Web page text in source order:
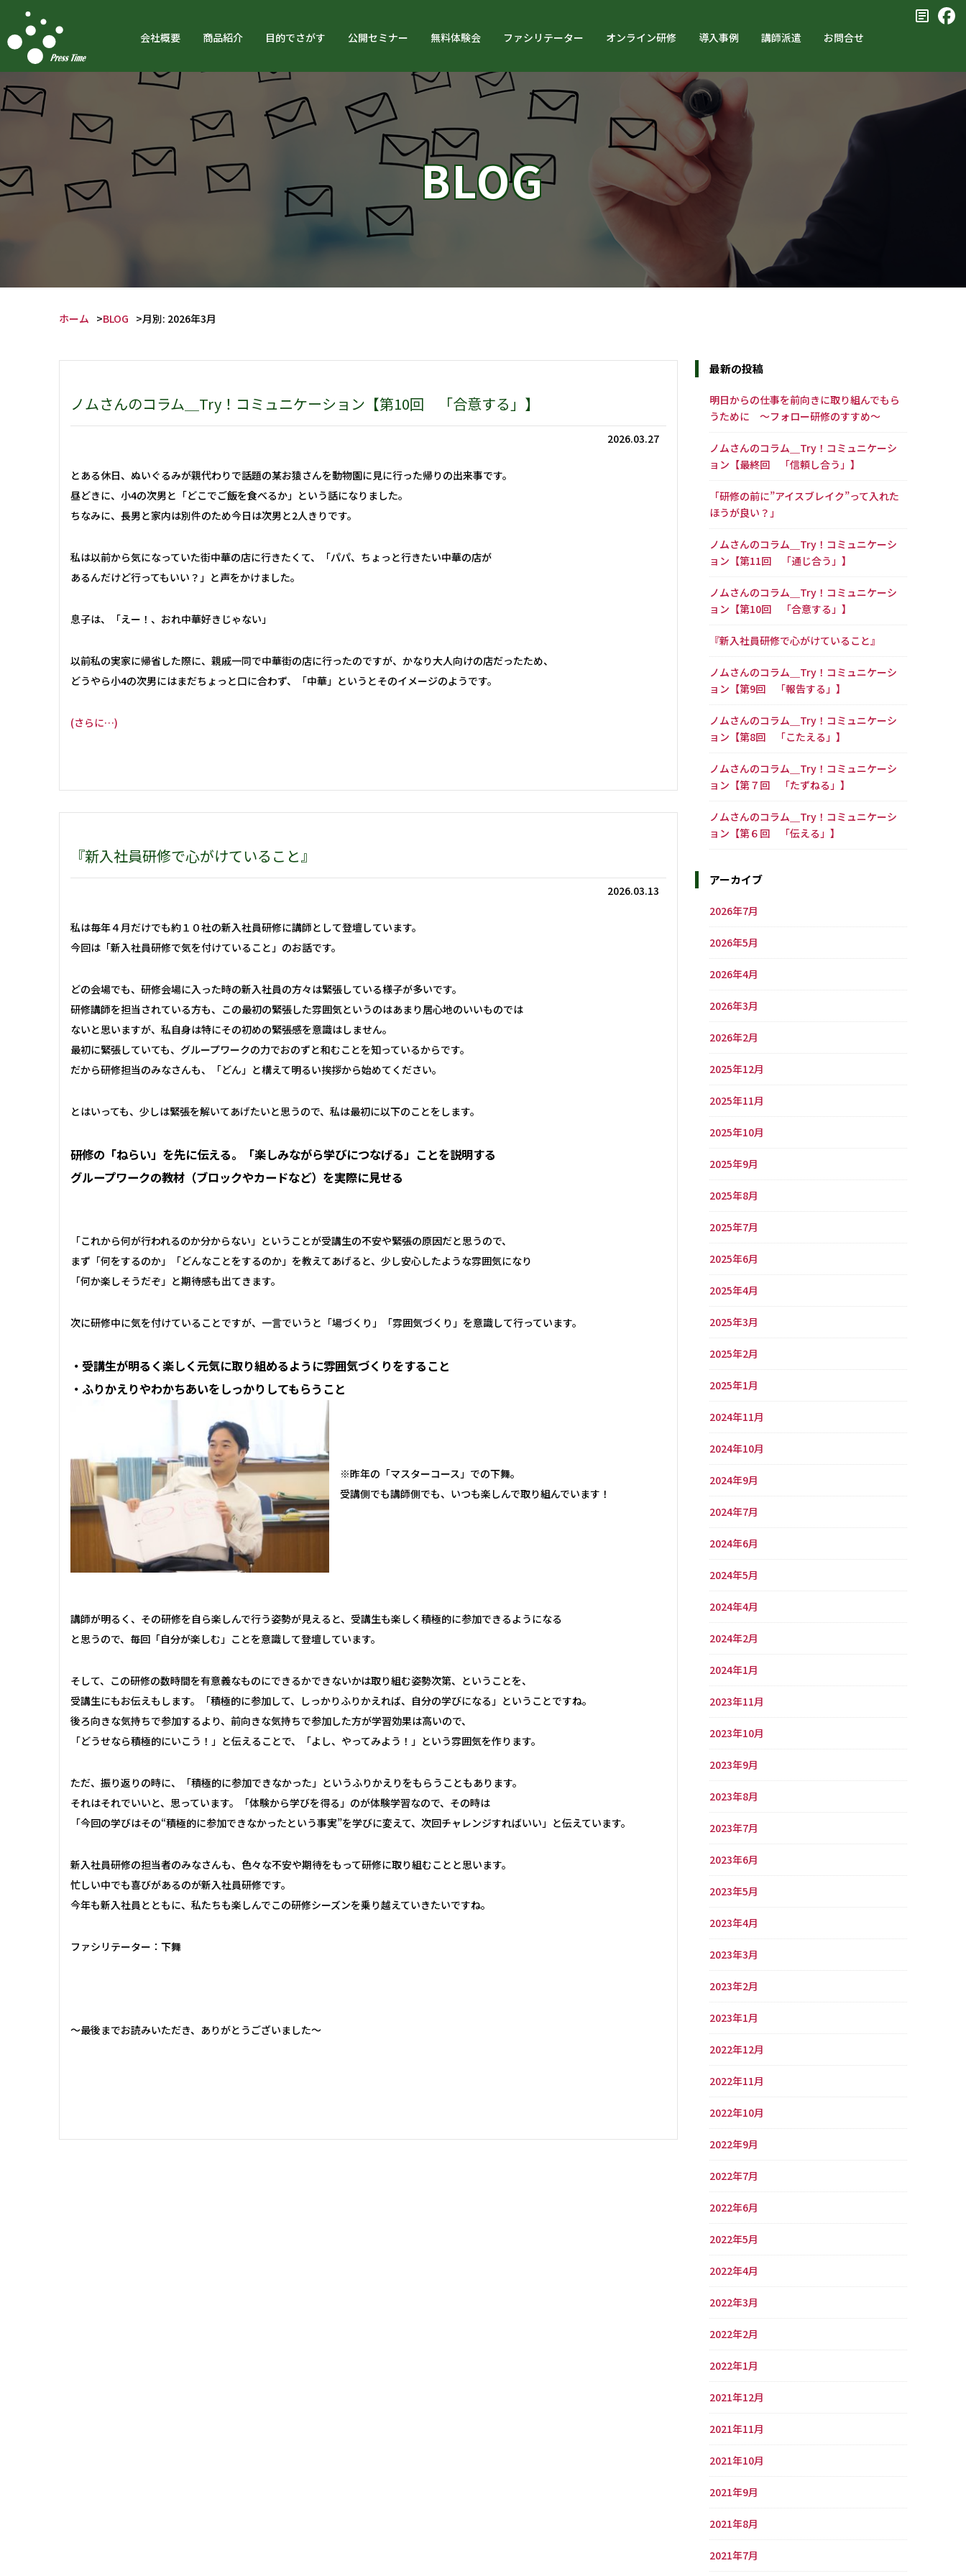
会社概要 商品紹介 目的でさがす 公開セミナー 無料体験会 ファシリテーター オンライン研修 導入事例 講師派遣 お問合せ
BLOG
ホーム BLOG 月別: 2026年3月
ノムさんのコラム＿Try！コミュニケーション【第10回 「合意する」】
2026.03.27
とある休日、ぬいぐるみが親代わりで話題の某お猿さんを動物園に見に行った帰りの出来事です。
昼どきに、小4の次男と「どこでご飯を食べるか」という話になりました。
ちなみに、長男と家内は別件のため今日は次男と2人きりです。
私は以前から気になっていた街中華の店に行きたくて、「パパ、ちょっと行きたい中華の店が
あるんだけど行ってもいい？」と声をかけました。
息子は、「えー！、おれ中華好きじゃない」
以前私の実家に帰省した際に、親戚一同で中華街の店に行ったのですが、かなり大人向けの店だったため、
どうやら小4の次男にはまだちょっと口に合わず、「中華」というとそのイメージのようです。
(さらに…)
『新入社員研修で心がけていること』
2026.03.13
私は毎年４月だけでも約１０社の新入社員研修に講師として登壇しています。
今回は「新入社員研修で気を付けていること」のお話です。
どの会場でも、研修会場に入った時の新入社員の方々は緊張している様子が多いです。
研修講師を担当されている方も、この最初の緊張した雰囲気というのはあまり居心地のいいものでは
ないと思いますが、私自身は特にその初めの緊張感を意識はしません。
最初に緊張していても、グループワークの力でおのずと和むことを知っているからです。
だから研修担当のみなさんも、「どん」と構えて明るい挨拶から始めてください。
とはいっても、少しは緊張を解いてあげたいと思うので、私は最初に以下のことをします。
研修の「ねらい」を先に伝える。「楽しみながら学びにつなげる」ことを説明する
グループワークの教材（ブロックやカードなど）を実際に見せる
「これから何が行われるのか分からない」ということが受講生の不安や緊張の原因だと思うので、
まず「何をするのか」「どんなことをするのか」を教えてあげると、少し安心したような雰囲気になり
「何か楽しそうだぞ」と期待感も出てきます。
次に研修中に気を付けていることですが、一言でいうと「場づくり」「雰囲気づくり」を意識して行っています。
・受講生が明るく楽しく元気に取り組めるように雰囲気づくりをすること
・ふりかえりやわかちあいをしっかりしてもらうこと
※昨年の「マスターコース」での下舞。
受講側でも講師側でも、いつも楽しんで取り組んでいます！
講師が明るく、その研修を自ら楽しんで行う姿勢が見えると、受講生も楽しく積極的に参加できるようになる
と思うので、毎回「自分が楽しむ」ことを意識して登壇しています。
そして、この研修の数時間を有意義なものにできるかできないかは取り組む姿勢次第、ということを、
受講生にもお伝えもします。「積極的に参加して、しっかりふりかえれば、自分の学びになる」ということですね。
後ろ向きな気持ちで参加するより、前向きな気持ちで参加した方が学習効果は高いので、
「どうせなら積極的にいこう！」と伝えることで、「よし、やってみよう！」という雰囲気を作ります。
ただ、振り返りの時に、「積極的に参加できなかった」というふりかえりをもらうこともあります。
それはそれでいいと、思っています。「体験から学びを得る」のが体験学習なので、その時は
「今回の学びはその“積極的に参加できなかったという事実”を学びに変えて、次回チャレンジすればいい」と伝えています。
新入社員研修の担当者のみなさんも、色々な不安や期待をもって研修に取り組むことと思います。
忙しい中でも喜びがあるのが新入社員研修です。
今年も新入社員とともに、私たちも楽しんでこの研修シーズンを乗り越えていきたいですね。
ファシリテーター：下舞
～最後までお読みいただき、ありがとうございました～
最新の投稿
明日からの仕事を前向きに取り組んでもら
うために ～フォロー研修のすすめ～
ノムさんのコラム＿Try！コミュニケーシ
ョン【最終回 「信頼し合う」】
「研修の前に”アイスブレイク”って入れた
ほうが良い？」
ノムさんのコラム＿Try！コミュニケーシ
ョン【第11回 「通じ合う」】
ノムさんのコラム＿Try！コミュニケーシ
ョン【第10回 「合意する」】
『新入社員研修で心がけていること』
ノムさんのコラム＿Try！コミュニケーシ
ョン【第9回 「報告する」】
ノムさんのコラム＿Try！コミュニケーシ
ョン【第8回 「こたえる」】
ノムさんのコラム＿Try！コミュニケーシ
ョン【第７回 「たずねる」】
ノムさんのコラム＿Try！コミュニケーシ
ョン【第６回 「伝える」】
アーカイブ
2026年7月
2026年5月
2026年4月
2026年3月
2026年2月
2025年12月
2025年11月
2025年10月
2025年9月
2025年8月
2025年7月
2025年6月
2025年4月
2025年3月
2025年2月
2025年1月
2024年11月
2024年10月
2024年9月
2024年7月
2024年6月
2024年5月
2024年4月
2024年2月
2024年1月
2023年11月
2023年10月
2023年9月
2023年8月
2023年7月
2023年6月
2023年5月
2023年4月
2023年3月
2023年2月
2023年1月
2022年12月
2022年11月
2022年10月
2022年9月
2022年7月
2022年6月
2022年5月
2022年4月
2022年3月
2022年2月
2022年1月
2021年12月
2021年11月
2021年10月
2021年9月
2021年8月
2021年7月